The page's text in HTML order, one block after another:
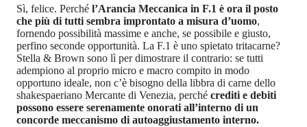
Sì, felice. Perché l’Arancia Meccanica in F.1 è ora il posto
che più di tutti sembra improntato a misura d’uomo,
fornendo possibilità massime e anche, se possibile e giusto,
perfino seconde opportunità. La F.1 è uno spietato tritacarne?
Stella & Brown sono lì per dimostrare il contrario: se tutti
adempiono al proprio micro e macro compito in modo
opportuno ideale, non c’è bisogno della libbra di carne dello
shakespaeriano Mercante di Venezia, perché crediti e debiti
possono essere serenamente onorati all’interno di un
concorde meccanismo di autoaggiustamento interno.